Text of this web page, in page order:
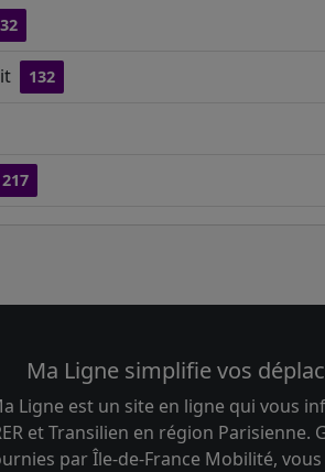
132
217
Ma Ligne simplifie vos
Ligne est un site en ligne qui vous
et Transilien en région Parisienne.
par Île-de-France Mobilité,